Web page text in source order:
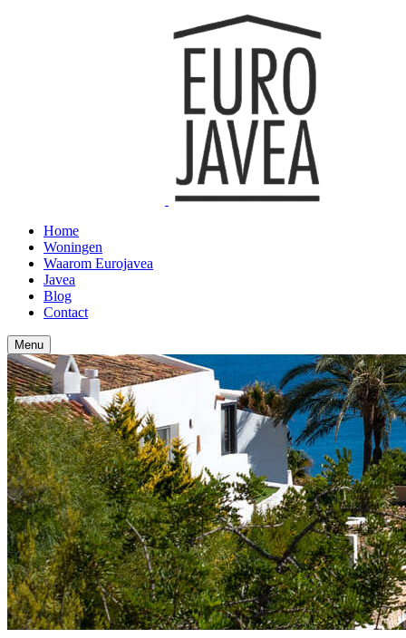
Home
Woningen
Waarom Eurojavea
Javea
Blog
Contact
Menu